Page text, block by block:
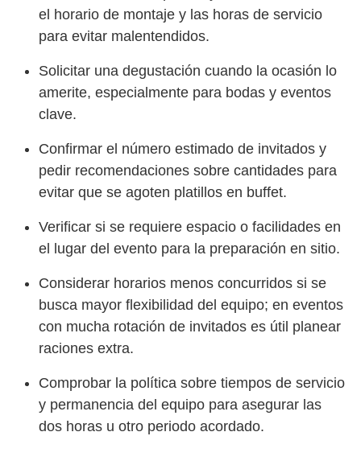
el horario de montaje y las horas de servicio
para evitar malentendidos.
Solicitar una degustación cuando la ocasión lo
amerite, especialmente para bodas y eventos
clave.
Confirmar el número estimado de invitados y
pedir recomendaciones sobre cantidades para
evitar que se agoten platillos en buffet.
Verificar si se requiere espacio o facilidades en
el lugar del evento para la preparación en sitio.
Considerar horarios menos concurridos si se
busca mayor flexibilidad del equipo; en eventos
con mucha rotación de invitados es útil planear
raciones extra.
Comprobar la política sobre tiempos de servicio
y permanencia del equipo para asegurar las
dos horas u otro periodo acordado.